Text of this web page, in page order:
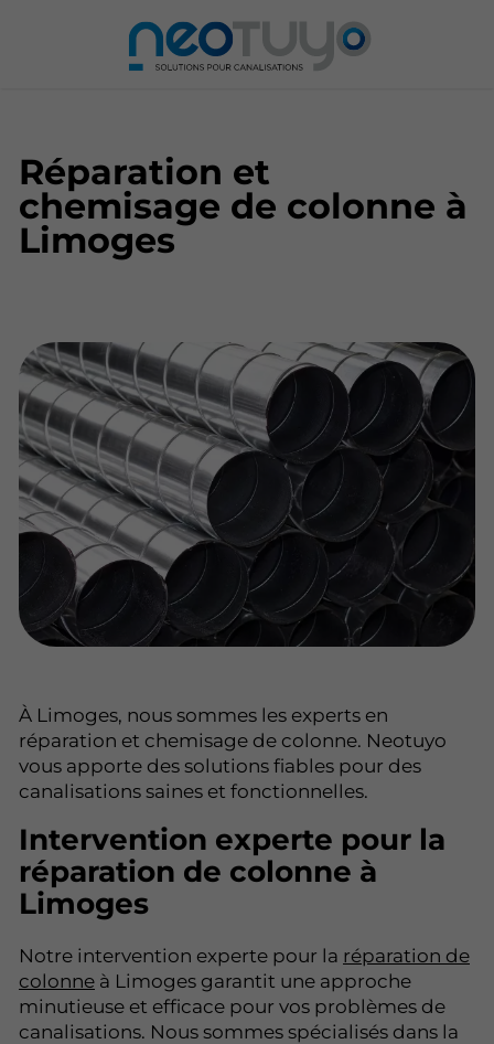
Réparation et
chemisage de colonne à
Limoges
À Limoges, nous sommes les experts en
réparation et chemisage de colonne. Neotuyo
vous apporte des solutions fiables pour des
canalisations saines et fonctionnelles.
Intervention experte pour la
réparation de colonne à
Limoges
Notre intervention experte pour la réparation de
colonne à Limoges garantit une approche
minutieuse et efficace pour vos problèmes de
canalisations. Nous sommes spécialisés dans la